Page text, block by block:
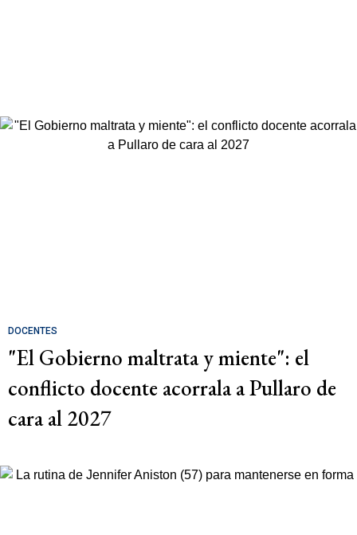
DOCENTES
"El Gobierno maltrata y miente": el
conflicto docente acorrala a Pullaro de
cara al 2027